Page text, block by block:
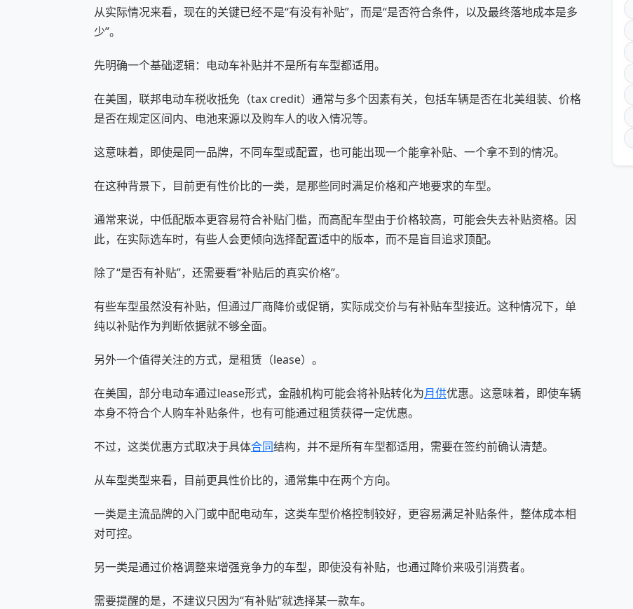
从实际情况来看，现在的关键已经不是“有没有补贴”，而是“是否符合条件，以及最终落地成本是多
少”。
先明确一个基础逻辑：电动车补贴并不是所有车型都适用。
在美国，联邦电动车税收抵免（tax credit）通常与多个因素有关，包括车辆是否在北美组装、价格
是否在规定区间内、电池来源以及购车人的收入情况等。
这意味着，即使是同一品牌，不同车型或配置，也可能出现一个能拿补贴、一个拿不到的情况。
在这种背景下，目前更有性价比的一类，是那些同时满足价格和产地要求的车型。
通常来说，中低配版本更容易符合补贴门槛，而高配车型由于价格较高，可能会失去补贴资格。因
此，在实际选车时，有些人会更倾向选择配置适中的版本，而不是盲目追求顶配。
除了“是否有补贴”，还需要看“补贴后的真实价格”。
有些车型虽然没有补贴，但通过厂商降价或促销，实际成交价与有补贴车型接近。这种情况下，单
纯以补贴作为判断依据就不够全面。
另外一个值得关注的方式，是租赁（lease）。
在美国，部分电动车通过lease形式，金融机构可能会将补贴转化为月供优惠。这意味着，即使车辆
本身不符合个人购车补贴条件，也有可能通过租赁获得一定优惠。
不过，这类优惠方式取决于具体合同结构，并不是所有车型都适用，需要在签约前确认清楚。
从车型类型来看，目前更具性价比的，通常集中在两个方向。
一类是主流品牌的入门或中配电动车，这类车型价格控制较好，更容易满足补贴条件，整体成本相
对可控。
另一类是通过价格调整来增强竞争力的车型，即使没有补贴，也通过降价来吸引消费者。
需要提醒的是，不建议只因为“有补贴”就选择某一款车。